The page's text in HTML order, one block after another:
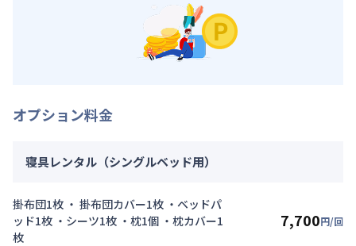
オプション料金
寝具レンタル（シングルベッド用）
掛布団1枚 ・ 掛布団カバー1枚 ・ベッドパ
ッド1枚 ・シーツ1枚 ・枕1個 ・枕カバー1
枚
7,700円/回